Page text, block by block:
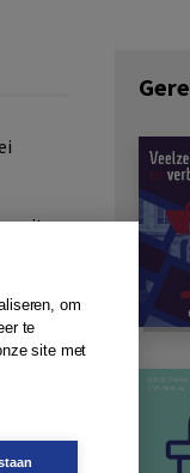
uit
om
te
site met